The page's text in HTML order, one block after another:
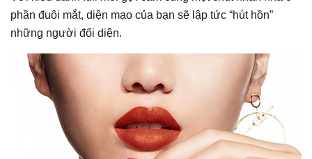
phần đuôi mắt, diện mạo của bạn sẽ lập tức “hút hồn”
những người đối diện.